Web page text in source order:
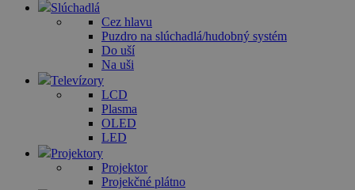
Slúchadlá
Cez hlavu
Puzdro na slúchadlá/hudobný systém
Do uší
Na uši
Televízory
LCD
Plasma
OLED
LED
Projektory
Projektor
Projekčné plátno